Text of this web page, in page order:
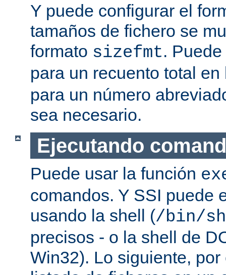
Y puede configurar el
tamaños de fichero se
formato sizefmt.
para un recuento total
para un número
sea necesario.
Ejecutando
Puede usar la función
comandos. Y SSI puede
usando la shell (/bin/sh
precisos - o la shell de
Win32). Lo siguiente,